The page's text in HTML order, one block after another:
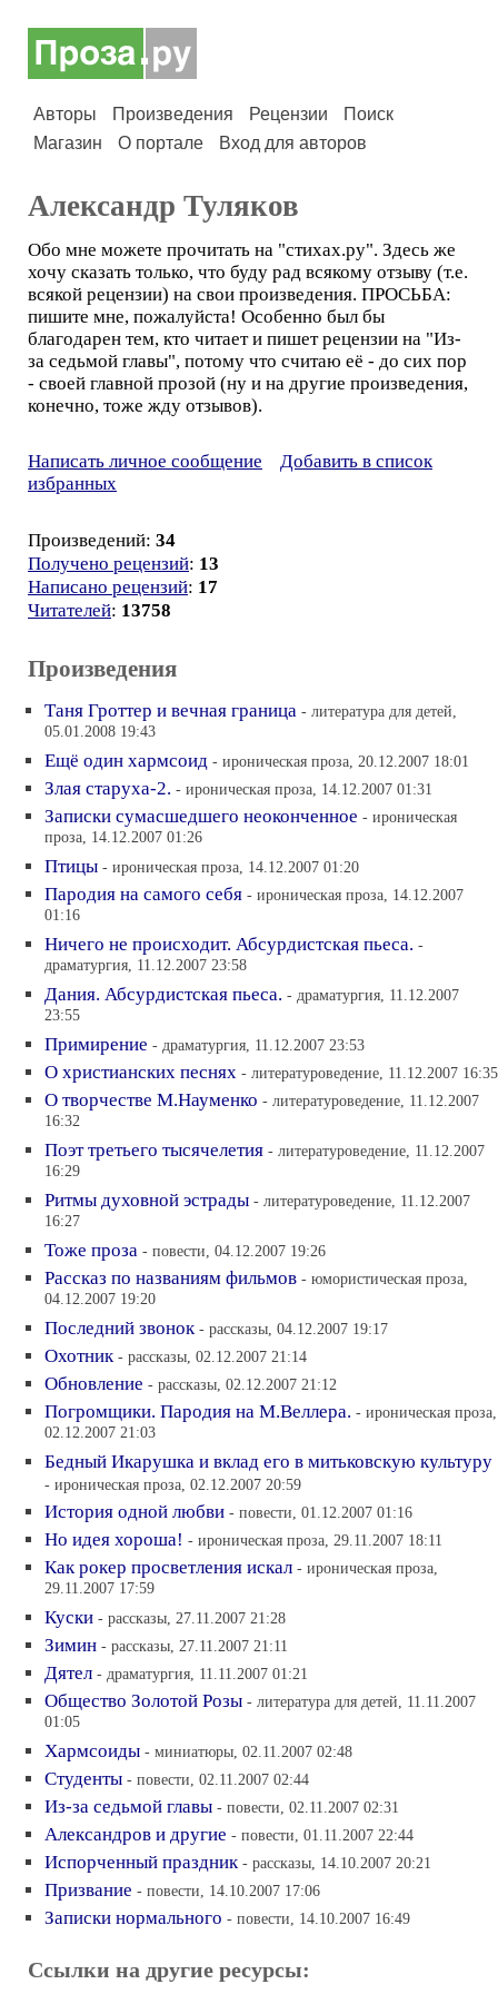
Авторы Произведения Рецензии
Поиск
Магазин
О портале Вход для авторов
Александр Туляков
Обо мне можете прочитать на "стихах.ру". Здесь же
хочу сказать только, что буду рад всякому отзыву (т.е.
всякой рецензии) на свои произведения. ПРОСЬБА:
пишите мне, пожалуйста! Особенно был бы
благодарен тем, кто читает и пишет рецензии на "Из-
за седьмой главы", потому что считаю её - до сих пор
- своей главной прозой (ну и на другие произведения,
конечно, тоже жду отзывов).
Написать личное сообщение
Добавить в список
избранных
Произведений: 34
Получено рецензий: 13
Написано рецензий: 17
Читателей: 13758
Произведения
Таня Гроттер и вечная граница - литература для детей,
05.01.2008 19:43
Ещё один хармсоид - ироническая проза, 20.12.2007 18:01
Злая старуха-2. - ироническая проза, 14.12.2007 01:31
Записки сумасшедшего неоконченное - ироническая
проза, 14.12.2007 01:26
Птицы - ироническая проза, 14.12.2007 01:20
Пародия на самого себя - ироническая проза, 14.12.2007
01:16
Ничего не происходит. Абсурдистская пьеса. -
драматургия, 11.12.2007 23:58
Дания. Абсурдистская пьеса. - драматургия, 11.12.2007
23:55
Примирение - драматургия, 11.12.2007 23:53
О христианских песнях - литературоведение, 11.12.2007 16:35
О творчестве М.Науменко - литературоведение, 11.12.2007
16:32
Поэт третьего тысячелетия - литературоведение, 11.12.2007
16:29
Ритмы духовной эстрады - литературоведение, 11.12.2007
16:27
Тоже проза - повести, 04.12.2007 19:26
Рассказ по названиям фильмов - юмористическая проза,
04.12.2007 19:20
Последний звонок - рассказы, 04.12.2007 19:17
Охотник - рассказы, 02.12.2007 21:14
Обновление - рассказы, 02.12.2007 21:12
Погромщики. Пародия на М.Веллера. - ироническая проза,
02.12.2007 21:03
Бедный Икарушка и вклад его в митьковскую культуру
- ироническая проза, 02.12.2007 20:59
История одной любви - повести, 01.12.2007 01:16
Но идея хороша! - ироническая проза, 29.11.2007 18:11
Как рокер просветления искал - ироническая проза,
29.11.2007 17:59
Куски - рассказы, 27.11.2007 21:28
Зимин - рассказы, 27.11.2007 21:11
Дятел - драматургия, 11.11.2007 01:21
Общество Золотой Розы - литература для детей, 11.11.2007
01:05
Хармсоиды - миниатюры, 02.11.2007 02:48
Студенты - повести, 02.11.2007 02:44
Из-за седьмой главы - повести, 02.11.2007 02:31
Александров и другие - повести, 01.11.2007 22:44
Испорченный праздник - рассказы, 14.10.2007 20:21
Призвание - повести, 14.10.2007 17:06
Записки нормального - повести, 14.10.2007 16:49
Ссылки на другие ресурсы: